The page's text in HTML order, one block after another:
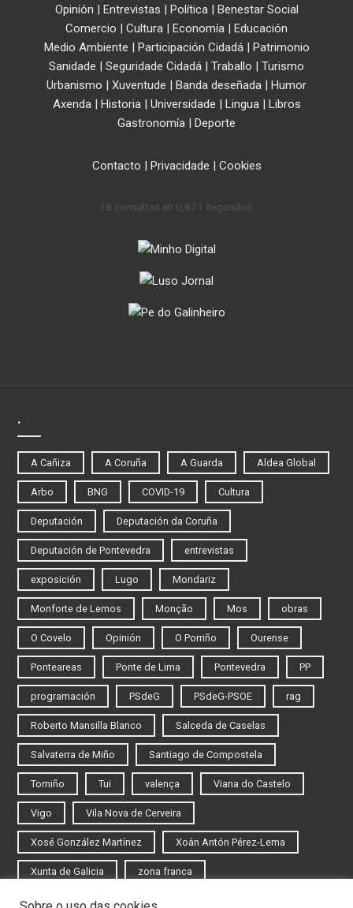
Opinión | Entrevistas | Política| Benestar Social
Comercio | Cultura | Economía | Educación
Medio Ambiente | Participación Cidadá| Patrimonio
Sanidade | Seguridade Cidadá | Traballo | Turismo
Urbanismo | Xuventude | Banda deseñada | Humor
Axenda| Historia| Universidade | Lingua| Libros
Gastronomía | Deporte
Contacto | Privacidade | Cookies
18 consultas en 0,871 segundos.
.
A Cañiza A Coruña A Guarda Aldea Global
Arbo BNG COVID-19 Cultura
Deputación Deputación da Coruña
Deputación de Pontevedra entrevistas
exposición Lugo Mondariz
Monforte de Lemos Monção Mos obras
O Covelo Opinión O Porriño Ourense
Ponteareas Ponte de Lima Pontevedra PP
programación PSdeG PSdeG-PSOE rag
Roberto Mansilla Blanco Salceda de Caselas
Salvaterra de Miño Santiago de Compostela
Tomiño Tui valença Viana do Castelo
Vigo Vila Nova de Cerveira
Xosé González Martínez Xoán Antón Pérez-Lema
Xunta de Galicia zona franca